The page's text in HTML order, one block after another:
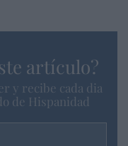
artículo?
y recibe cada dia
de Hispanidad